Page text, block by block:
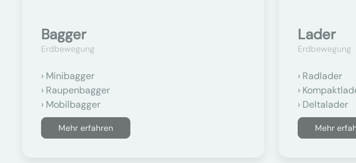
Bagger
Erdbewegung
Minibagger
Raupenbagger
Mobilbagger
Mehr erfahren
Lader
Erdbewegung
Radlader
Deltalader
Mehr